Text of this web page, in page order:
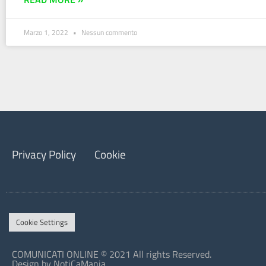
Marzo 1, 2022 Nessun commento
Privacy Policy Cookie
Cookie Settings
COMUNICATI ONLINE © 2021 All rights Reserved.